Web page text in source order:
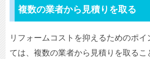
複数の業者から見積りを取る
リフォームコストを抑えるためのポイ
ては、複数の業者から見積りを取るこ